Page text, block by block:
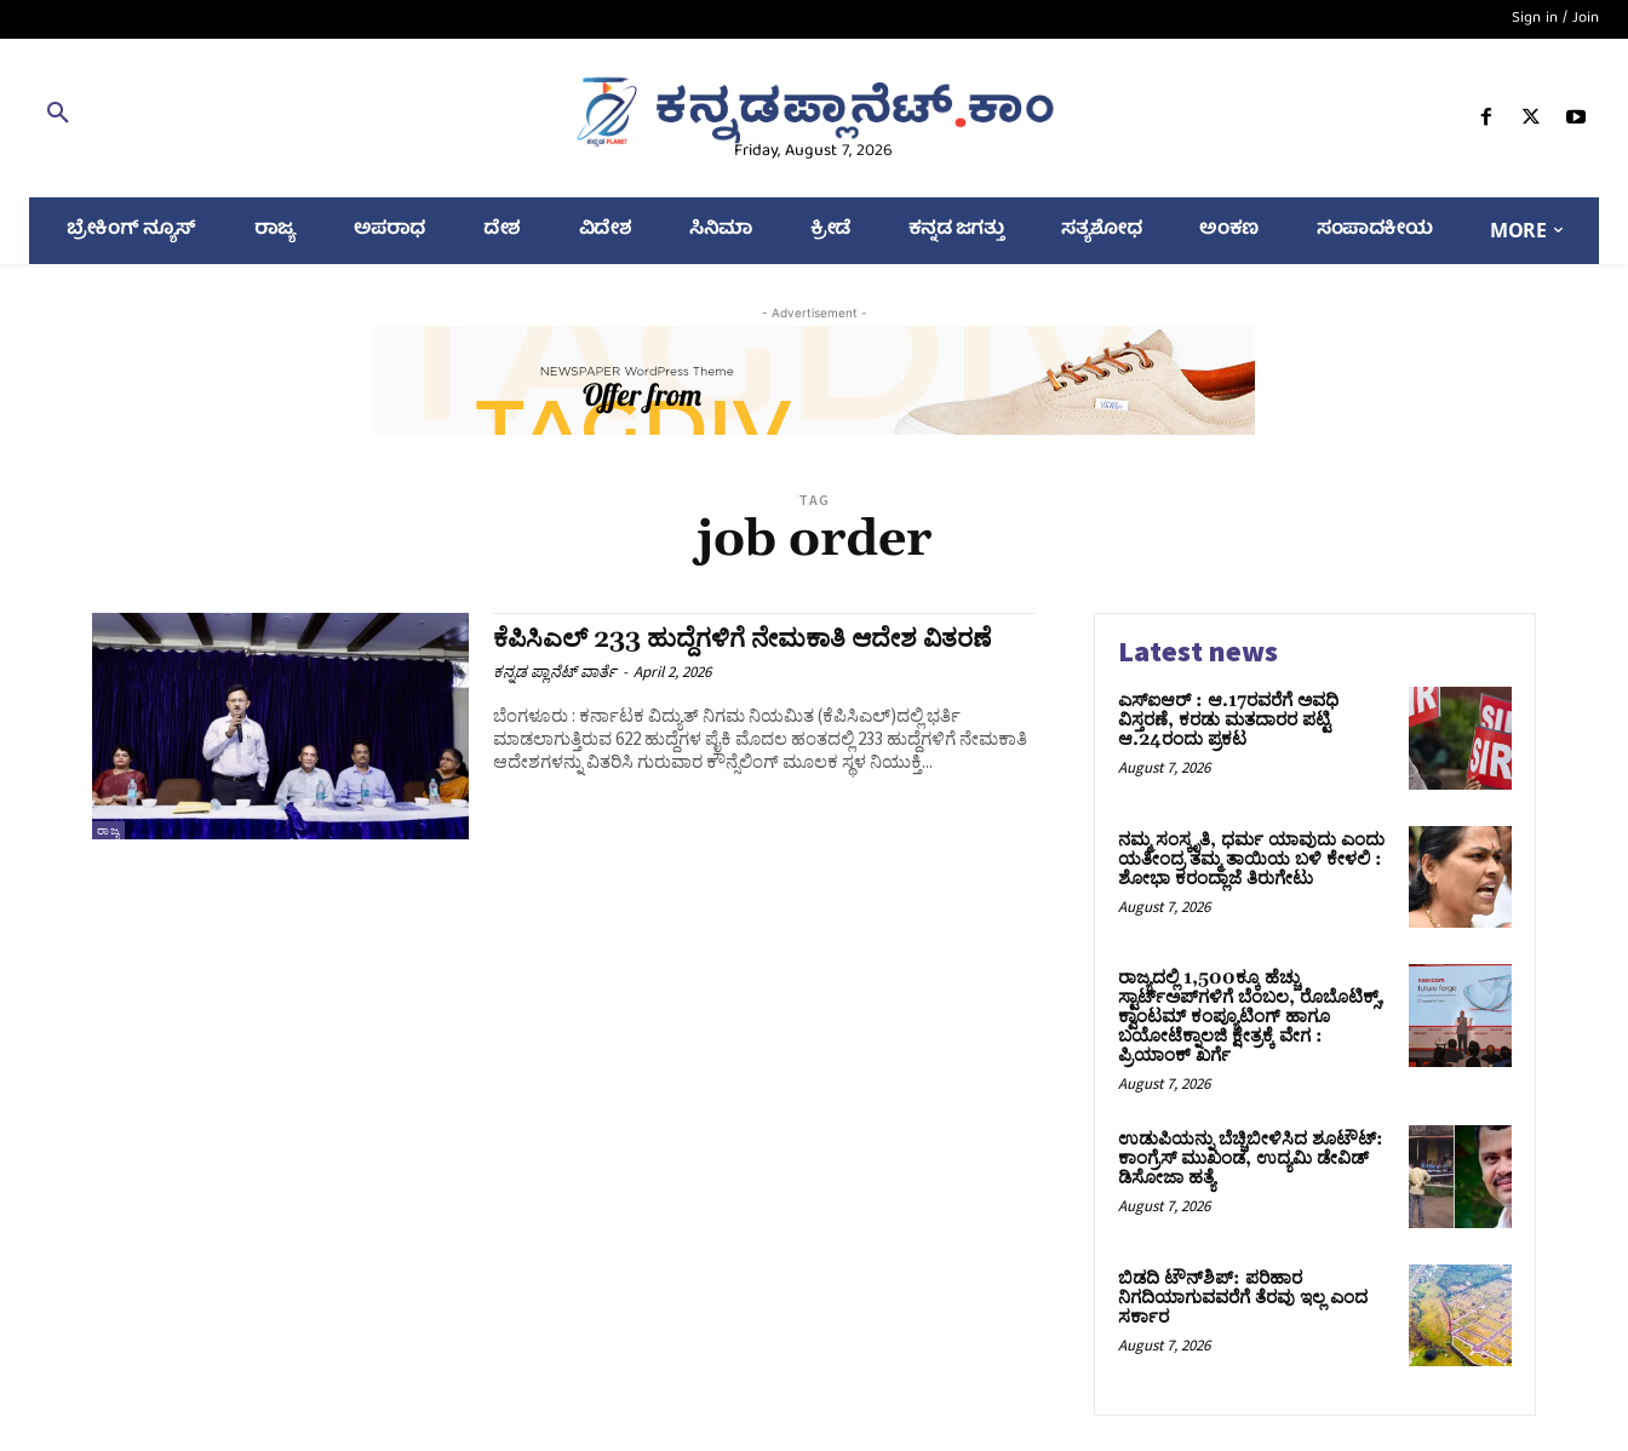
Sign in / Join
Friday, August 7, 2026
ಬ್ರೇಕಿಂಗ್ ನ್ಯೂಸ್ ರಾಜ್ಯ ಅಪರಾಧ ದೇಶ ವಿದೇಶ ಸಿನಿಮಾ ಕ್ರೀಡೆ ಕನ್ನಡ ಜಗತ್ತು ಸತ್ಯಶೋಧ ಅಂಕಣ ಸಂಪಾದಕೀಯ MORE
- Advertisement -
TAG
job order
ರಾಜ್ಯ
ಕೆಪಿಸಿಎಲ್ 233 ಹುದ್ದೆಗಳಿಗೆ ನೇಮಕಾತಿ ಆದೇಶ ವಿತರಣೆ
ಕನ್ನಡ ಪ್ಲಾನೆಟ್ ವಾರ್ತೆ - April 2, 2026
ಬೆಂಗಳೂರು : ಕರ್ನಾಟಕ ವಿದ್ಯುತ್ ನಿಗಮ ನಿಯಮಿತ (ಕೆಪಿಸಿಎಲ್)ದಲ್ಲಿ ಭರ್ತಿ
ಮಾಡಲಾಗುತ್ತಿರುವ 622 ಹುದ್ದೆಗಳ ಪೈಕಿ ಮೊದಲ ಹಂತದಲ್ಲಿ 233 ಹುದ್ದೆಗಳಿಗೆ ನೇಮಕಾತಿ
ಆದೇಶಗಳನ್ನು ವಿತರಿಸಿ ಗುರುವಾರ ಕೌನ್ಸೆಲಿಂಗ್ ಮೂಲಕ ಸ್ಥಳ ನಿಯುಕ್ತಿ...
Latest news
ಎಸ್‌ಐಆರ್‌ : ಆ.17ರವರೆಗೆ ಅವಧಿ
ವಿಸ್ತರಣೆ, ಕರಡು ಮತದಾರರ ಪಟ್ಟಿ
ಆ.24ರಂದು ಪ್ರಕಟ
August 7, 2026
ನಮ್ಮ ಸಂಸ್ಕೃತಿ, ಧರ್ಮ ಯಾವುದು ಎಂದು
ಯತೀಂದ್ರ ತಮ್ಮ ತಾಯಿಯ ಬಳಿ ಕೇಳಲಿ :
ಶೋಭಾ ಕರಂದ್ಲಾಜೆ ತಿರುಗೇಟು
August 7, 2026
ರಾಜ್ಯದಲ್ಲಿ 1,500ಕ್ಕೂ ಹೆಚ್ಚು
ಸ್ಟಾರ್ಟ್‌ಅಪ್‌ಗಳಿಗೆ ಬೆಂಬಲ, ರೊಬೊಟಿಕ್ಸ್,
ಕ್ವಾಂಟಮ್ ಕಂಪ್ಯೂಟಿಂಗ್ ಹಾಗೂ
ಬಯೋಟೆಕ್ನಾಲಜಿ ಕ್ಷೇತ್ರಕ್ಕೆ ವೇಗ :
ಪ್ರಿಯಾಂಕ್‌ ಖರ್ಗೆ
August 7, 2026
ಉಡುಪಿಯನ್ನು ಬೆಚ್ಚಿಬೀಳಿಸಿದ ಶೂಟೌಟ್‌:
ಕಾಂಗ್ರೆಸ್‌ ಮುಖಂಡ, ಉದ್ಯಮಿ ಡೇವಿಡ್
ಡಿಸೋಜಾ ಹತ್ಯೆ
August 7, 2026
ಬಿಡದಿ ಟೌನ್‌ಶಿಪ್‌: ಪರಿಹಾರ
ನಿಗದಿಯಾಗುವವರೆಗೆ ತೆರವು ಇಲ್ಲ ಎಂದ
ಸರ್ಕಾರ
August 7, 2026